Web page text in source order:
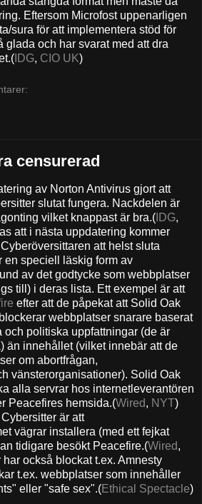
Eftersom Microfost uppenarligen
sura för att implementera stöd för
glada och har svarat med att dra
IDG, CIO UK)
censurerad
av Norton Antivirus gjort att
slutat fungera. Nackdelen är
vilket knappast är bra.( IDG,
att i nästa uppdatering kommer
att helst sluta
en speciell läskig form av
av det godtycke som webbplatser
till) i deras lista. Ett exempel är att
efter att de påpekat att Solid Oak
webbplatser snarare baserat
och politiska uppfattningar (de är
än innehållet (vilket innebär att de
om abortfrågan,
vänsterorganisationer). Solid Oak
alla servrar hos internetleverantören
Peacefires hemsida.(Wired, NYT)
är att
vägrar installera (med ett fejkat
tidigare besökt Peacefire.(Wired,
har också blockat t.ex. Amnesty
t.ex. webbplatser som innehåller
eller "safe sex".(Ethical Spectacle)